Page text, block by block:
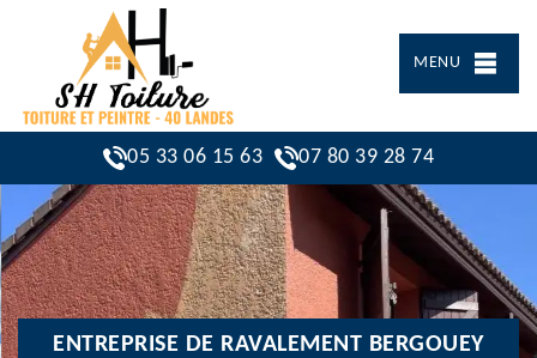
MENU
05 33 06 15 63 07 80 39 28 74
ENTREPRISE DE RAVALEMENT BERGOUEY